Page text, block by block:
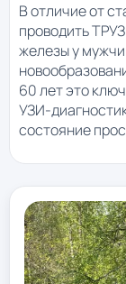
В отличие от
проводить
железы у
60 лет это
УЗИ-
состояние